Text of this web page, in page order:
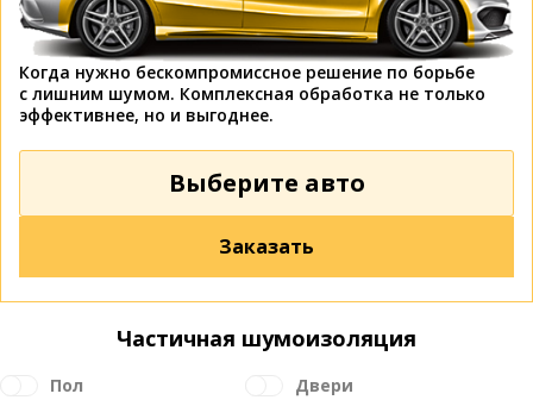
Когда нужно бескомпромиссное решение по борьбе
с лишним шумом. Комплексная обработка не только
эффективнее, но и выгоднее.
Выберите авто
Заказать
Частичная шумоизоляция
Пол
Двери